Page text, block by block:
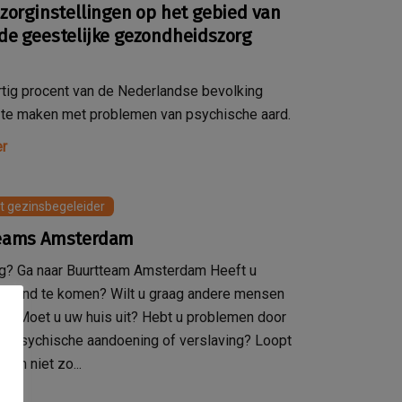
op het gebied van
geestelijke gezondheidszorg
procent van de Nederlandse bevolking
maken met problemen van psychische aard.
gezinsbegeleider
Amsterdam
Ga naar Buurtteam Amsterdam Heeft u
rond te komen? Wilt u graag andere mensen
Moet u uw huis uit? Hebt u problemen door
psychische aandoening of verslaving? Loopt
niet zo...